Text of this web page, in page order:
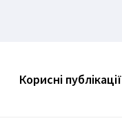
Корисні публікації